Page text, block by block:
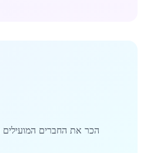
הכר את החברים המועילים